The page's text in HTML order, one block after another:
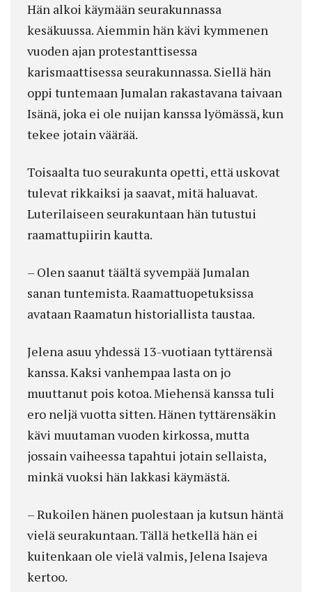
Hän alkoi käymään seurakunnassa
kesäkuussa. Aiemmin hän kävi kymmenen
vuoden ajan protestanttisessa
karismaattisessa seurakunnassa. Siellä hän
oppi tuntemaan Jumalan rakastavana taivaan
Isänä, joka ei ole nuijan kanssa lyömässä, kun
tekee jotain väärää.
Toisaalta tuo seurakunta opetti, että uskovat
tulevat rikkaiksi ja saavat, mitä haluavat.
Luterilaiseen seurakuntaan hän tutustui
raamattupiirin kautta.
– Olen saanut täältä syvempää Jumalan
sanan tuntemista. Raamattuopetuksissa
avataan Raamatun historiallista taustaa.
Jelena asuu yhdessä 13-vuotiaan tyttärensä
kanssa. Kaksi vanhempaa lasta on jo
muuttanut pois kotoa. Miehensä kanssa tuli
ero neljä vuotta sitten. Hänen tyttärensäkin
kävi muutaman vuoden kirkossa, mutta
jossain vaiheessa tapahtui jotain sellaista,
minkä vuoksi hän lakkasi käymästä.
– Rukoilen hänen puolestaan ja kutsun häntä
vielä seurakuntaan. Tällä hetkellä hän ei
kuitenkaan ole vielä valmis, Jelena Isajeva
kertoo.